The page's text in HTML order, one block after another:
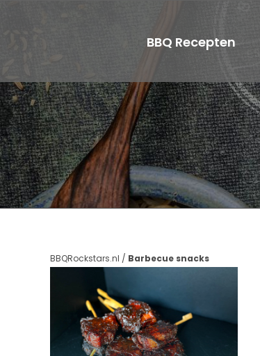
BBQ Recepten
BBQRockstars.nl / Barbecue snacks